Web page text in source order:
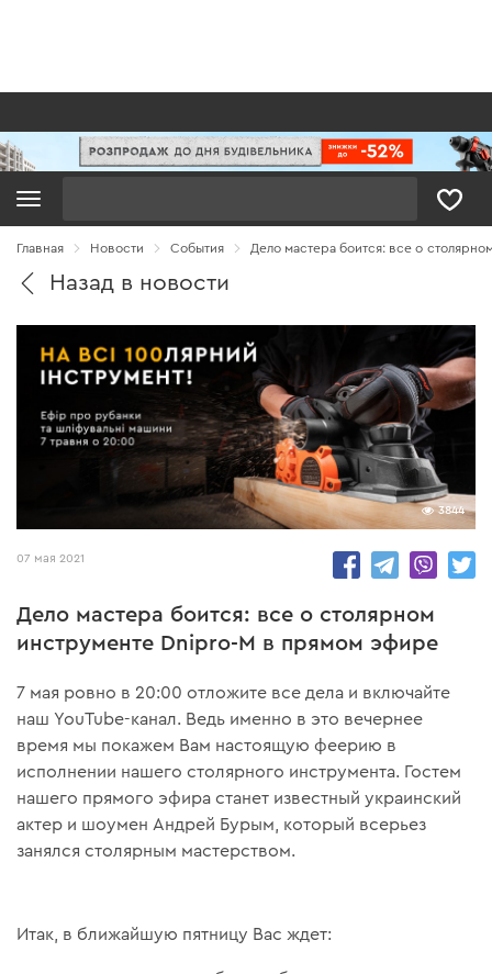
Главная Новости Cобытия Дело мастера боится: все о
Назад в новости
3844
07 мая 2021
Дело мастера боится: все о столярном
инструменте Dnipro-M в прямом эфире
7 мая ровно в 20:00 отложите все дела и включайте
наш YouTube-канал. Ведь именно в это вечернее
время мы покажем Вам настоящую феерию в
исполнении нашего столярного инструмента. Гостем
нашего прямого эфира станет известный украинский
актер и шоумен Андрей Бурым, который всерьез
занялся столярным мастерством.
Итак, в ближайшую пятницу Вас ждет: